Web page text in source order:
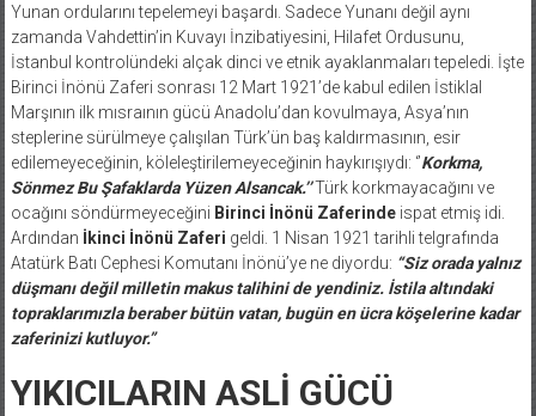
Yunan ordularını tepelemeyi başardı. Sadece Yunanı değil aynı
zamanda Vahdettin’in Kuvayı İnzibatiyesini, Hilafet Ordusunu,
İstanbul kontrolündeki alçak dinci ve etnik ayaklanmaları tepeledi. İşte
Birinci İnönü Zaferi sonrası 12 Mart 1921’de kabul edilen İstiklal
Marşının ilk mısraının gücü Anadolu’dan kovulmaya, Asya’nın
steplerine sürülmeye çalışılan Türk’ün baş kaldırmasının, esir
edilemeyeceğinin, köleleştirilemeyeceğinin haykırışıydı: ‘’Korkma,
Sönmez Bu Şafaklarda Yüzen Alsancak.’’Türk korkmayacağını ve
ocağını söndürmeyeceğini Birinci İnönü Zaferindeispat etmiş idi.
Ardından İkinci İnönü Zaferi geldi. 1 Nisan 1921 tarihli telgrafında
Atatürk Batı Cephesi Komutanı İnönü’ye ne diyordu: “Siz orada yalnız
düşmanı değil milletin makus talihini de yendiniz. İstila altındaki
topraklarımızla beraber bütün vatan, bugün en ücra köşelerine kadar
zaferinizi kutluyor.”
YIKICILARIN ASLİ GÜCÜ